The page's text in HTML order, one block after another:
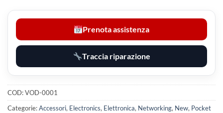
Prenota assistenza
Traccia riparazione
COD:VOD-0001
Categorie:Accessori, Electronics, Elettronica, Networking, New, Pocket